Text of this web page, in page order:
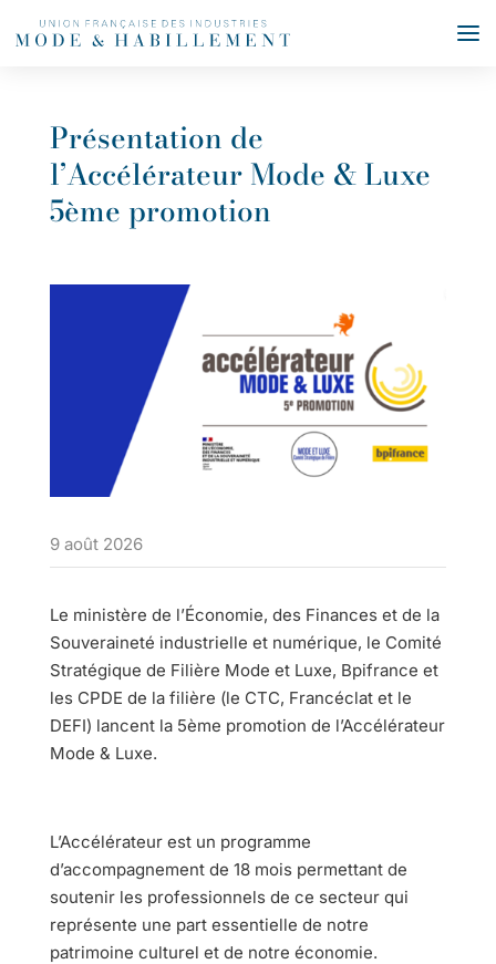
Présentation de
l’Accélérateur Mode & Luxe
5ème promotion
9 août 2026
Le ministère de l’Économie, des Finances et de la
Souveraineté industrielle et numérique, le Comité
Stratégique de Filière Mode et Luxe, Bpifrance et
les CPDE de la filière (le CTC, Francéclat et le
DEFI) lancent la 5ème promotion de l’Accélérateur
Mode & Luxe.
L’Accélérateur est un programme
d’accompagnement de 18 mois permettant de
soutenir les professionnels de ce secteur qui
représente une part essentielle de notre
patrimoine culturel et de notre économie.